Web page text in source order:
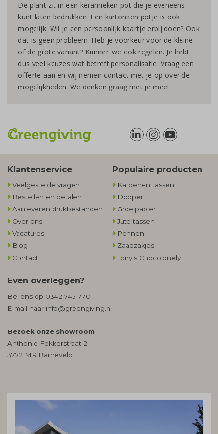
De plant zit in een keramieken pot die je eveneens
kunt laten bedrukken. Een kartonnen potje is ook
mogelijk. Wil je een persoonlijk kaartje erbij doen? Ook
dat is geen probleem. Heb je voorkeur voor de kleine
of de grote variant? Kunnen we ook regelen. Je hebt
dus veel keuzes wat betreft personalisatie. Vraag een
offerte aan en wij nemen contact met je op over de
mogelijkheden. We denken graag met je mee!
Klantenservice
Veelgestelde vragen
Bestellen en betalen
Aanleveren drukbestanden
Over ons
Vacatures
Blog
Contact
Populaire producten
Katoenen tassen
Dopper
Groeipapier
Jute tassen
Pennen
Zaadzakjes
Tony's Chocolonely
Even overleggen?
Bel ons op 0342 745 770
E-mail naar info@greengiving.nl
Bezoek onze showroom
Anthonie Fokkerstraat 2
3772 MR Barneveld